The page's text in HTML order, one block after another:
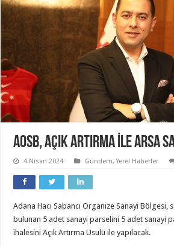
AOSB, AÇIK ARTIRMA İLE ARSA
4 Nisan 2024 Gündem,Yerel Haberler
Adana Hacı Sabancı Organize Sanayi Bölgesi,
bulunan 5 adet sanayi parselini 5 adet sanayi
ihalesini Açık Artırma Usulü ile yapılacak.